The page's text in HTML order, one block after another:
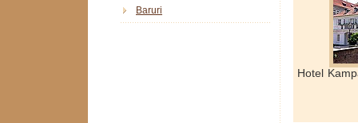
Hotel
Baruri